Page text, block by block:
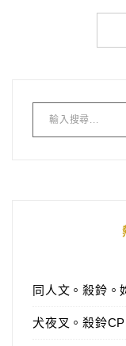
同人文。殺鈴。
犬夜叉。殺鈴